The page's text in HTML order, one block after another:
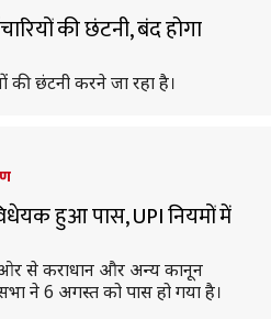
की छंटनी, बंद होगा
की छंटनी करने जा रहा है।
हुआ पास, UPI नियमों में
ओर से कराधान और अन्य कानून
ने 6 अगस्त को पास हो गया है।